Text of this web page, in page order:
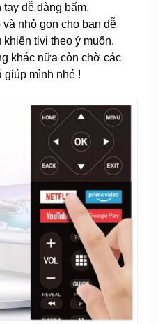
dễ dàng bấm.
và nhỏ gọn cho bạn dễ
tivi theo ý muốn.
khác nữa còn chờ các
giúp mình nhé !